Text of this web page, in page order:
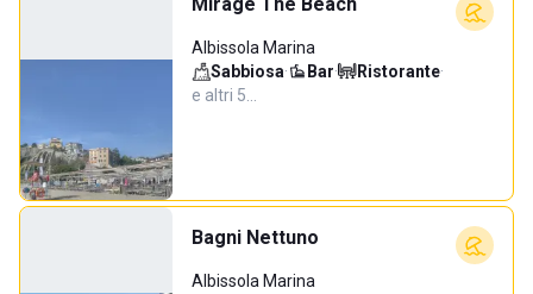
Albissola Marina
Sabbiosa· Bar· Ristorante·
e altri 5…
Bagni Nettuno
Albissola Marina